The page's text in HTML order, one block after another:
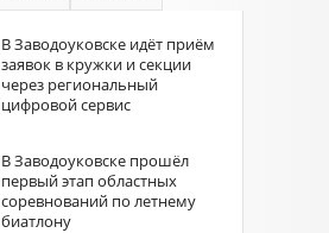
В Заводоуковске идёт приём
заявок в кружки и секции
через региональный
цифровой сервис
В Заводоуковске прошёл
первый этап областных
соревнований по летнему
биатлону